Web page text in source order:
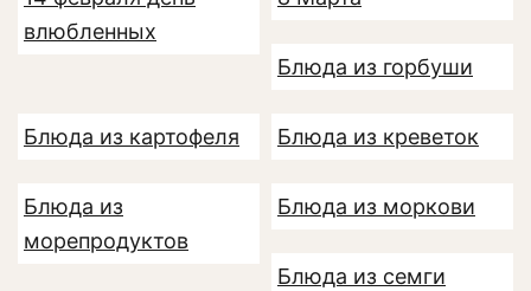
влюбленных
Блюда из горбуши
Блюда из картофеля Блюда из креветок
Блюда из
морепродуктов
Блюда из моркови
Блюда из семги